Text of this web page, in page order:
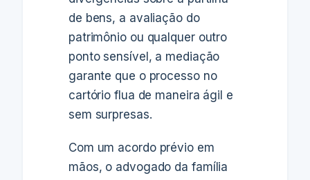
de bens, a avaliação do
patrimônio ou qualquer outro
ponto sensível, a mediação
garante que o processo no
cartório flua de maneira ágil e
sem surpresas.
Com um acordo prévio em
mãos, o advogado da família